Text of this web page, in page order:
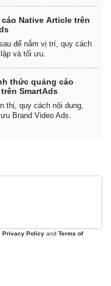
Native Article trên
để nắm vị trí, quy cách
và tối ưu.
thức quảng cáo
SmartAds
thị, quy cách nội dung,
Brand Video Ads.
Privacy Policy and Terms of